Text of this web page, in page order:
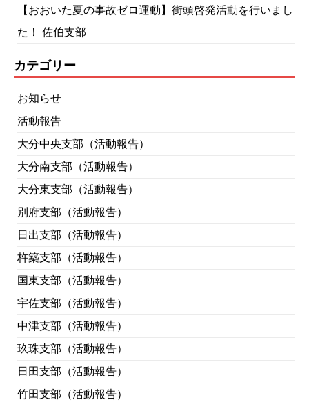
【おおいた夏の事故ゼロ運動】街頭啓発活動を行いまし
た！ 佐伯支部
カテゴリー
お知らせ
活動報告
大分中央支部（活動報告）
大分南支部（活動報告）
大分東支部（活動報告）
別府支部（活動報告）
日出支部（活動報告）
杵築支部（活動報告）
国東支部（活動報告）
宇佐支部（活動報告）
中津支部（活動報告）
玖珠支部（活動報告）
日田支部（活動報告）
竹田支部（活動報告）